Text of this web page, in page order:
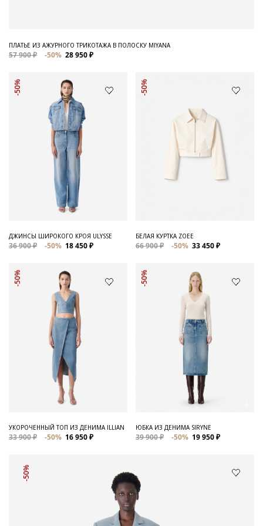
ПЛАТЬЕ ИЗ АЖУРНОГО ТРИКОТАЖА В ПОЛОСКУ MIYANA
57 900 ₽ -50% 28 950 ₽
-50%
ДЖИНСЫ ШИРОКОГО КРОЯ ULYSSE
36 900 ₽ -50% 18 450 ₽
-50%
БЕЛАЯ КУРТКА ZOEE
66 900 ₽ -50% 33 450 ₽
-50%
УКОРОЧЕННЫЙ ТОП ИЗ ДЕНИМА ILLIAN
33 900 ₽ -50% 16 950 ₽
-50%
ЮБКА ИЗ ДЕНИМА SIRYNE
39 900 ₽ -50% 19 950 ₽
-50%